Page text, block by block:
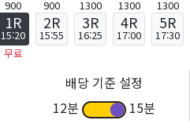
900
1R
15:20
무료
900
2R
15:55
1300
3R
16:25
1300
4R
17:00
1300
5R
17:30
배당 기준 설정
12분
15분